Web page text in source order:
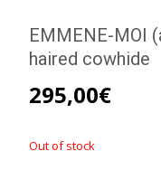
EMMENE-MOI
haired cowhide
295,00€
Out of stock